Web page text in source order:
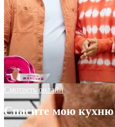
Смотреть онлайн
Спасите мою кухню